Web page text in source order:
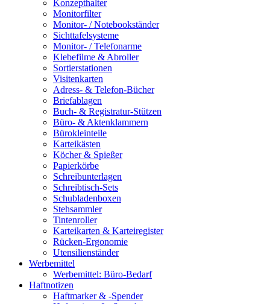
Konzepthalter
Monitorfilter
Monitor- / Notebookständer
Sichttafelsysteme
Monitor- / Telefonarme
Klebefilme & Abroller
Sortierstationen
Visitenkarten
Adress- & Telefon-Bücher
Briefablagen
Buch- & Registratur-Stützen
Büro- & Aktenklammern
Bürokleinteile
Karteikästen
Köcher & Spießer
Papierkörbe
Schreibunterlagen
Schreibtisch-Sets
Schubladenboxen
Stehsammler
Tintenroller
Karteikarten & Karteiregister
Rücken-Ergonomie
Utensilienständer
Werbemittel
Werbemittel: Büro-Bedarf
Haftnotizen
Haftmarker & -Spender